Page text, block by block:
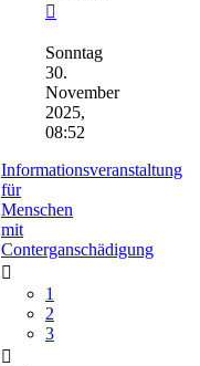
Beitrag
Sonntag
30.
November
2025,
08:52
Informationsveranstaltung
für
Menschen
mit
Conterganschädigung
1
2
3